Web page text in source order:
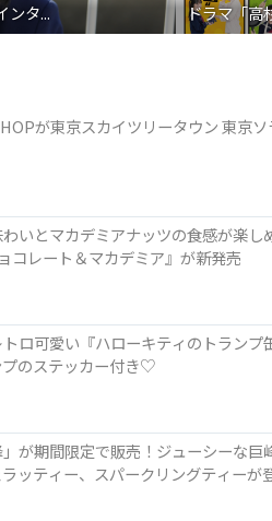
ンタ... ドラマ「高
が東京スカイツリータウン 東京
いとマカデミアナッツの食感が楽
コレート＆マカデミア』が新発売
ロ可愛い『ハローキティのトラン
プのステッカー付き♡
が期間限定で販売！ジューシーな
ッティー、スパークリングティーが